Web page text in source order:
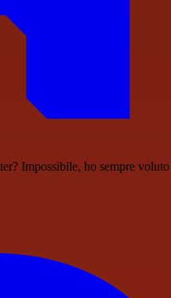
Impossibile, ho sempre voluto